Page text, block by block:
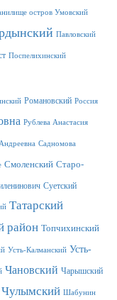
остров Умовский
Павловский
Поспелихинский
Романовский Россия
Рублева Анастасия
Садномова
Смоленский Старо-
Суетский
Татарский
район Топчихинский
Усть-Калманский Усть-
Чановский Чарышский
Чулымский Шабунин